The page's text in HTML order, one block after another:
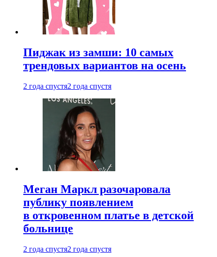
Пиджак из замши: 10 самых
трендовых вариантов на осень
2 года спустя2 года спустя
Меган Маркл разочаровала
публику появлением
в откровенном платье в детской
больнице
2 года спустя2 года спустя